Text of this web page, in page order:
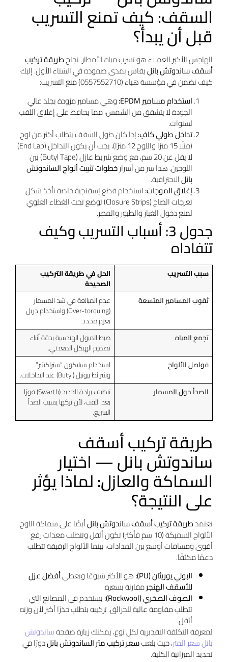
السقف: كيف تمنع التسريب
قبل أن يبدأ؟
الهاجس الأكبر للعملاء هو تسرب مياه الأمطار. نجاحطريقة تركيب
أسقف ساندوتش بانليقاس بمدى صموده في الشتاء الأول. إليك
كيف نضمن في مؤسسة هياء (0557552710) منع التسريب:
استخدام مسامير EPDM:
وهي مسامير مزودة بجلد عالي
الجودة لا يتشقق من الشمس، مما يحافظ على إغلاق الثقب
لسنوات.
تداخل طولي كافٍ:إذا كان طول السقف يتطلب أكثر من لوح
(مثلًا 15 مترًا واللوح 12 مترًا)، يجب أن يكون التداخل (End Lap)
لا يقل عن 20 سم، مع وضع شريط عازل (Butyl Tape) بين
اللوحين. هذا سر من أسرارخطوات تثبيت ألواح الساندوتش
بانلالاحترافية.
إغلاق الموجات:استخدام قطع إسفنجية خاصة تأخذ شكل
تعرجات الصاج (Closure Strips) توضع تحت الغطاء العلوي
لمنع دخول الغبار والطيور والمطر.
جدول 3: أسباب التسريب وكيف
تتفاداه
سبب التسريب الحل في طريقة التركيب
الصحيحة
ثقوب المسامير المتسعة
عدم المبالغة في شد المسمار
(Over-torquing) واستخدام دريل
بعزم محدد.
تجمع المياه
ضبط الميول الهندسية بدقة أثناء
تصميم الهيكل المعدني.
فواصل الألواح
استخدام سيليكون “ستراكشر”
وشرائط بيوتيل (Butyl) عند التداخلات.
الصدأ حول المسمار
تنظيف برادة الحديد (Swarth) فورًا
بعد الثقب، لأن تركها يسبب الصدأ
السريع.
طريقة تركيب أسقف
ساندوتش بانل — اختيار
السماكة والعازل: لماذا يؤثر
على النتيجة؟
تعتمدطريقة تركيب أسقف ساندوتش بانلأيضًا على سماكة اللوح.
الألواح السميكة (10 سم فأكثر) تكون أثقل وتتطلب معدات رفع
أقوى ومسافات أوسع بين المدادات، بينما الألواح الرقيقة تتطلب
دعمًا مكثفًا.
البولي يوريثان (PU):
هو الأكثر شيوعًا ويعطيأفضل عزل
للأسقف الهنجرمقارنة بسعره.
الصوف الصخري (Rockwool): يستخدم في المصانع التي
تتطلب مقاومة عالية للحرائق. تركيبه يتطلب حذرًا أكبر لأن وزنه
أثقل.
لمعرفة التكلفة التقديرية لكل نوع، يمكنك زيارة صفحةساندوتش
بانل سعر المتر، حيث يلعبسعر تركيب متر الساندوتش بانلدورًا في
تحديد الميزانية الكلية.